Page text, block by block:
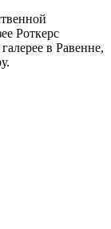
Роткерс
в Равенне,